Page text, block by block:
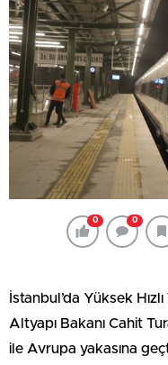
0 0
İstanbul’da Yüksek
Altyapı Bakanı Cahit
ile Avrupa yakasına